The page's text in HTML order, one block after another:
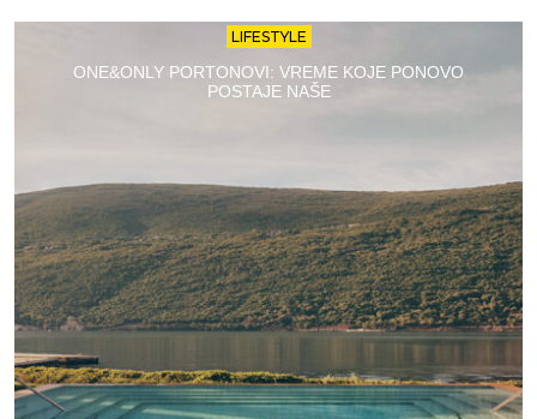
LIFESTYLE
ONE&ONLY PORTONOVI: VREME KOJE PONOVO
POSTAJE NAŠE